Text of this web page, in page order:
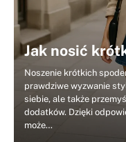
Jak nosić
Noszenie krótkich
prawdziwe wyzwanie
siebie, ale także
dodatków. Dzięki
może…